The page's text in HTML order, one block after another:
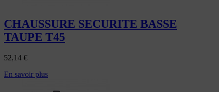
CHAUSSURE SECURITE BASSE
TAUPE T45
52,14 €
En savoir plus